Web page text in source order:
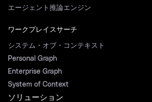
エージェント推論エンジン
ワークプレイスサーチ
システム・オブ・コンテキスト
Personal Graph
Enterprise Graph
System of Context
ソリューション